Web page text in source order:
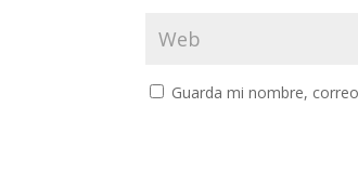
Guarda mi nombre,